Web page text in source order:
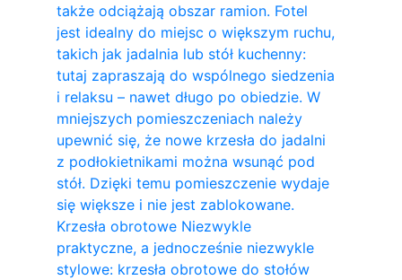
także odciążają obszar ramion. ​Fotel
jest idealny do miejsc o większym ruchu,
takich jak jadalnia lub stół kuchenny:
tutaj zapraszają do wspólnego siedzenia
i relaksu – nawet długo po obiedzie. W
mniejszych pomieszczeniach należy
upewnić się, że nowe krzesła do jadalni
z podłokietnikami można wsunąć pod
stół. Dzięki temu pomieszczenie wydaje
się większe i nie jest zablokowane.
Krzesła obrotowe Niezwykle
praktyczne, a jednocześnie niezwykle
stylowe: krzesła obrotowe do stołów